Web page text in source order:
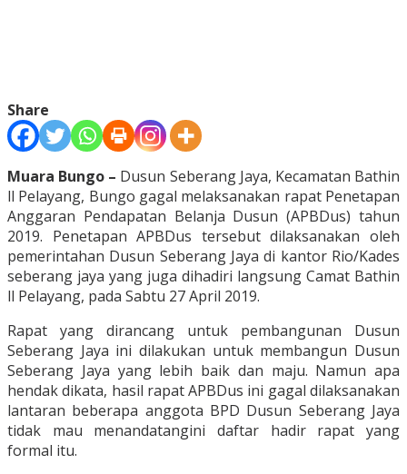
Share
Muara Bungo – Dusun Seberang Jaya, Kecamatan Bathin
ll Pelayang, Bungo gagal melaksanakan rapat Penetapan
Anggaran Pendapatan Belanja Dusun (APBDus) tahun
2019. Penetapan APBDus tersebut dilaksanakan oleh
pemerintahan Dusun Seberang Jaya di kantor Rio/Kades
seberang jaya yang juga dihadiri langsung Camat Bathin
ll Pelayang, pada Sabtu 27 April 2019.
Rapat yang dirancang untuk pembangunan Dusun
Seberang Jaya ini dilakukan untuk membangun Dusun
Seberang Jaya yang lebih baik dan maju. Namun apa
hendak dikata, hasil rapat APBDus ini gagal dilaksanakan
lantaran beberapa anggota BPD Dusun Seberang Jaya
tidak mau menandatangini daftar hadir rapat yang
formal itu.